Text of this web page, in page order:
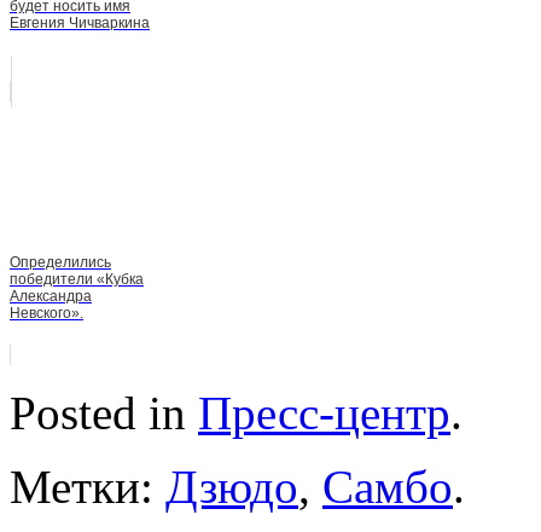
будет носить имя
Евгения Чичваркина
Определились
победители «Кубка
Александра
Невского».
Posted in Пресс-центр.
Метки: Дзюдо, Самбо.